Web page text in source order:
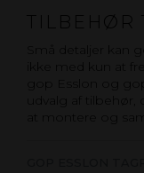
TILBEHØR
Små detaljer kan
ikke med kun at
gop Esslon og
udvalg af
at montere og